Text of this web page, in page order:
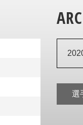
選